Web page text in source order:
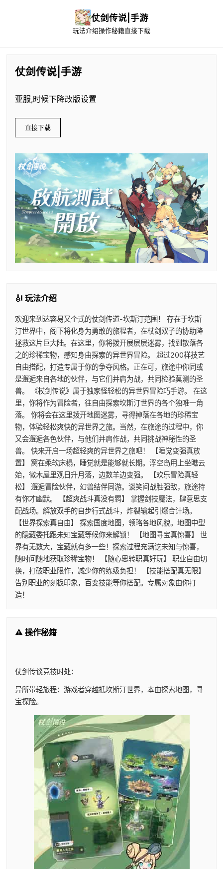
仗剑传说|手游
玩法介绍操作秘籍直接下载
仗剑传说|手游
亚服,时候下降改版设置
直接下载
🎻 玩法介绍
欢迎来到达容易又个式的仗剑传道-坎斯汀范围！ 存在于坎斯
汀世界中，阁下将化身为勇敢的旅程者，在杖剑双子的协助降
拯救这片巨大陆。在这里，你将拨开展层层迷雾，找到散落各
之的珍稀宝物，感知身由探索的异世界冒险。 超过200样技艺
自由搭配，打造专属于你的争夺风格。正在可，旅途中你同或
是邂逅来自各地的伙伴，与它们并肩为战，共同检验莫测的圣
兽。 《杖剑传说》属于独家怪轻松的异世界冒险巧手游。 在这
里，你将作为冒险者，往自由探索坎斯汀世界的各个独唯一角
落。 你将会在这里拨开地图迷雾，寻得掉落在各地的珍稀宝
物，体验轻松爽快的异世界之旅。当然，在旅途的过程中，你
又会邂逅各色伙伴，与他们并肩作战，共同挑战神秘性的圣
兽。 快来开启一场超轻爽的异世界之旅吧！ 【睡觉变强真放
置】 窝在柔软床榻，睡觉就是能够就长期。浮空岛用上坐瞧云
始，微木屋里观日升月落，边数羊边变强。 【欢乐冒险真轻
松】 邂逅冒险伙伴，幻兽结伴同游。谈笑间战胜强敌，旅途持
有你才幽默。 【超爽战斗真没有羁】 掌握剑技魔法，肆意思支
配战场。解放双手的自步行式战斗，炸裂输起引爆合计场。
【世界探索真自由】 探索国度地图，领略各地风貌。地图中型
的隐藏委托跟未知宝藏等候你来解锁！ 【地图寻宝真惊喜】 世
界有无数大，宝藏就有多一些！探索过程充满讫未知与惊喜，
随时间随地获取珍稀宝物！ 【随心思转职真好玩】 职业自由切
换，打破职业限作，减少你的练级负担！ 【技能搭配真无限】
告别职业的刻板印象，百变技能等你搭配。专属对象由你打
造！
⚠️ 操作秘籍
仗剑传谈竞技时处：
异所带轻旅程：游戏者穿越抵坎斯汀世界，本由探索地图，寻
宝探险。